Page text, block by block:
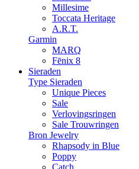
Millesime
Toccata Heritage
A.R.T.
Garmin
MARQ
Fēnix 8
Sieraden
Type Sieraden
Unique Pieces
Sale
Verlovingsringen
Sale Trouwringen
Bron Jewelry
Rhapsody in Blue
Poppy
Catch